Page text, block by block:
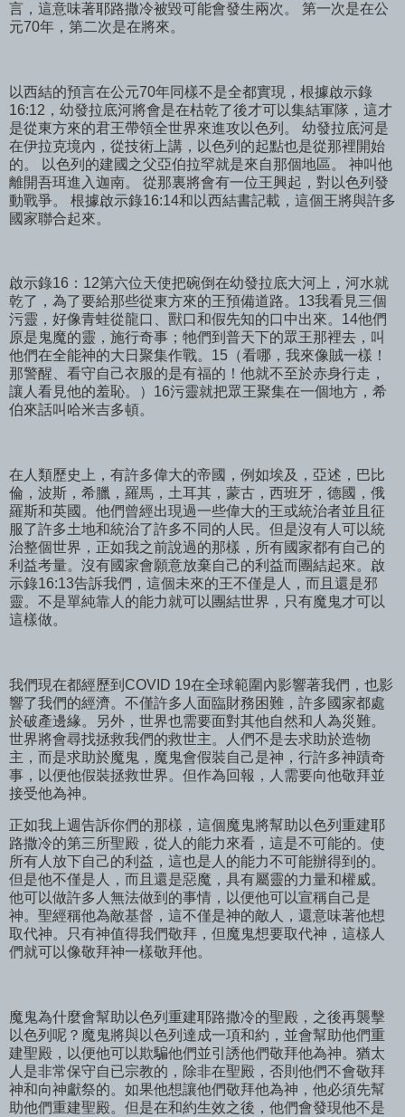
言，這意味著耶路撒冷被毀可能會發生兩次。 第一次是在公
元70年，第二次是在將來。
以西結的預言在公元70年同樣不是全都實現，根據啟示錄
16:12，幼發拉底河將會是在枯乾了後才可以集結軍隊，這才
是從東方來的君王帶領全世界來進攻以色列。 幼發拉底河是
在伊拉克境內，從技術上講，以色列的起點也是從那裡開始
的。 以色列的建國之父亞伯拉罕就是來自那個地區。 神叫他
離開吾珥進入迦南。 從那裏將會有一位王興起，對以色列發
動戰爭。 根據啟示錄16:14和以西結書記載，這個王將與許多
國家聯合起來。
啟示錄16：12第六位天使把碗倒在幼發拉底大河上，河水就
乾了，為了要給那些從東方來的王預備道路。13我看見三個
污靈，好像青蛙從龍口、獸口和假先知的口中出來。14他們
原是鬼魔的靈，施行奇事；牠們到普天下的眾王那裡去，叫
他們在全能神的大日聚集作戰。15（看哪，我來像賊一樣！
那警醒、看守自己衣服的是有福的！他就不至於赤身行走，
讓人看見他的羞恥。）16污靈就把眾王聚集在一個地方，希
伯來話叫哈米吉多頓。
在人類歷史上，有許多偉大的帝國，例如埃及，亞述，巴比
倫，波斯，希臘，羅馬，土耳其，蒙古，西班牙，德國，俄
羅斯和英國。他們曾經出現過一些偉大的王或統治者並且征
服了許多土地和統治了許多不同的人民。但是沒有人可以統
治整個世界，正如我之前說過的那樣，所有國家都有自己的
利益考量。沒有國家會願意放棄自己的利益而團結起來。啟
示錄16:13告訴我們，這個未來的王不僅是人，而且還是邪
靈。不是單純靠人的能力就可以團結世界，只有魔鬼才可以
這樣做。
我們現在都經歷到COVID 19在全球範圍內影響著我們，也影
響了我們的經濟。不僅許多人面臨財務困難，許多國家都處
於破產邊緣。另外，世界也需要面對其他自然和人為災難。
世界將會尋找拯救我們的救世主。人們不是去求助於造物
主，而是求助於魔鬼，魔鬼會假裝自己是神，行許多神蹟奇
事，以便他假裝拯救世界。但作為回報，人需要向他敬拜並
接受他為神。
正如我上週告訴你們的那樣，這個魔鬼將幫助以色列重建耶
路撒冷的第三所聖殿，從人的能力來看，這是不可能的。使
所有人放下自己的利益，這也是人的能力不可能辦得到的。
但是他不僅是人，而且還是惡魔，具有屬靈的力量和權威。
他可以做許多人無法做到的事情，以便他可以宣稱自己是
神。聖經稱他為敵基督，這不僅是神的敵人，還意味著他想
取代神。只有神值得我們敬拜，但魔鬼想要取代神，這樣人
們就可以像敬拜神一樣敬拜他。
魔鬼為什麼會幫助以色列重建耶路撒冷的聖殿，之後再襲擊
以色列呢？魔鬼將與以色列達成一項和約，並會幫助他們重
建聖殿，以便他可以欺騙他們並引誘他們敬拜他為神。猶太
人是非常保守自已宗教的，除非在聖殿，否則他們不會敬拜
神和向神獻祭的。如果他想讓他們敬拜他為神，他必須先幫
助他們重建聖殿。但是在和約生效之後，他們會發現他不是